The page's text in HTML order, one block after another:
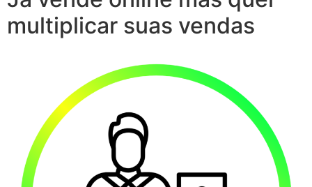
multiplicar suas vendas